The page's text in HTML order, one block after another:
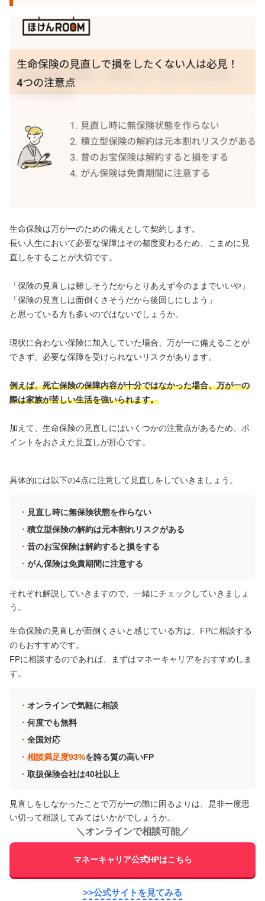
生命保険は万が一のための備えとして契約します。
長い人生において必要な保障はその都度変わるため、こまめに見
直しをすることが大切です。
「保険の見直しは難しそうだからとりあえず今のままでいいや」
「保険の見直しは面倒くさそうだから後回しにしよう」
と思っている方も多いのではないでしょうか。
現状に合わない保険に加入していた場合、万が一に備えることが
できず、必要な保障を受けられないリスクがあります。
例えば、死亡保険の保障内容が十分ではなかった場合、万が一の
際は家族が苦しい生活を強いられます。
加えて、生命保険の見直しにはいくつかの注意点があるため、ポ
イントをおさえた見直しが肝心です。
具体的には以下の4点に注意して見直しをしていきましょう。
見直し時に無保険状態を作らない
積立型保険の解約は元本割れリスクがある
昔のお宝保険は解約すると損をする
がん保険は免責期間に注意する
それぞれ解説していきますので、一緒にチェックしていきましょ
う。
生命保険の見直しが面倒くさいと感じている方は、FPに相談する
のもおすすめです。
FPに相談するのであれば、まずはマネーキャリアをおすすめしま
す。
オンラインで気軽に相談
何度でも無料
全国対応
相談満足度93%を誇る質の高いFP
取扱保険会社は40社以上
見直しをしなかったことで万が一の際に困るよりは、是非一度思
い切って相談してみてはいかがでしょうか。
＼ オンラインで相談可能／
マネーキャリア公式HPはこちら
>>公式サイトを見てみる